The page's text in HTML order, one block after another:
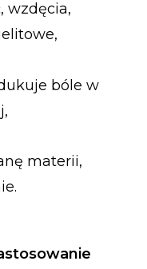
wzdęcia,
bóle w
materii,